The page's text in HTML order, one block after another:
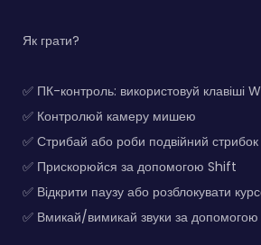
Як грати?
✅ ПК-контроль: використовуй клавіші
✅ Контролюй камеру мишею
✅ Стрибай або роби подвійний
✅ Прискорюйся за допомогою Shift
✅ Відкрити паузу або розблокувати
✅ Вмикай/вимикай звуки за допомогою